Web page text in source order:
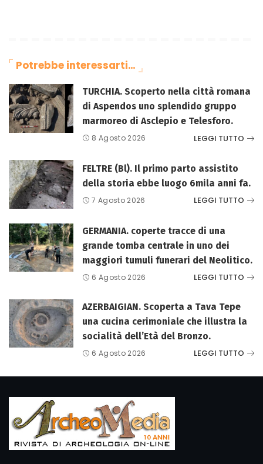
Potrebbe interessarti…
TURCHIA. Scoperto nella città romana
di Aspendos uno splendido gruppo
marmoreo di Asclepio e Telesforo.
8 Agosto 2026 LEGGI TUTTO
FELTRE (Bl). Il primo parto assistito
della storia ebbe luogo 6mila anni fa.
7 Agosto 2026 LEGGI TUTTO
GERMANIA. coperte tracce di una
grande tomba centrale in uno dei
maggiori tumuli funerari del Neolitico.
6 Agosto 2026 LEGGI TUTTO
AZERBAIGIAN. Scoperta a Tava Tepe
una cucina cerimoniale che illustra la
socialità dell’Età del Bronzo.
6 Agosto 2026 LEGGI TUTTO